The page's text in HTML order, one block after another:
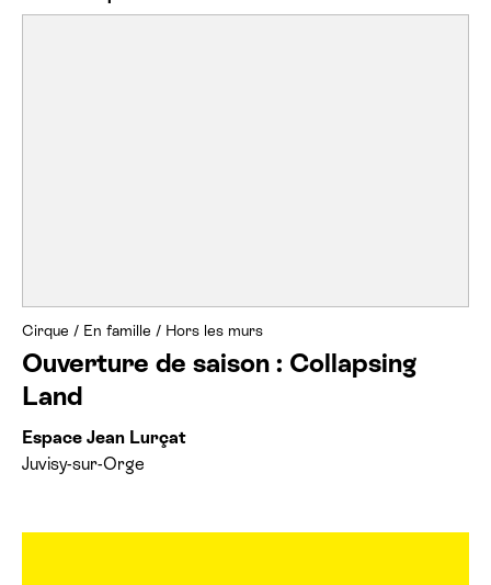
Cirque / En famille / Hors les murs
Ouverture de saison : Collapsing
Land
Espace Jean Lurçat
Juvisy-sur-Orge